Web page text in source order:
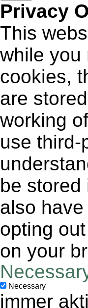
Privacy
This
while you
cookies,
are
working
use third-
be stored
also
opting
on your
Necessary
immer